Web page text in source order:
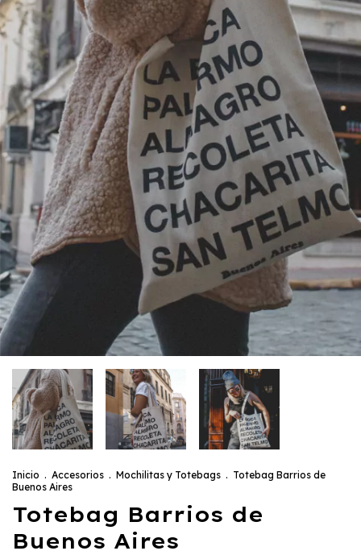
Inicio . Accesorios . Mochilitas y Totebags . Totebag Barrios de
Buenos Aires
Totebag Barrios de
Buenos Aires